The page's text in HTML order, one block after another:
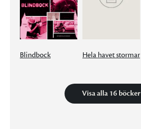
Blindbock Hela havet stormar
Visa alla 16 böcker